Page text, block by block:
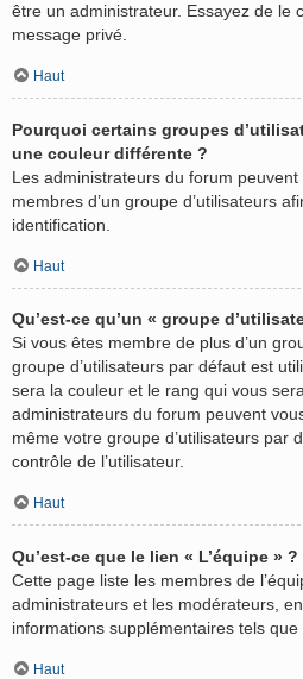
être un administrateur. Essayez de le
message privé.
Haut
Pourquoi certains groupes
une couleur différente ?
Les administrateurs du forum
membres d’un groupe d’utilisateurs
identification.
Haut
Qu’est-ce qu’un « groupe
Si vous êtes membre de plus d’un
groupe d’utilisateurs par défaut est
sera la couleur et le rang qui vous
administrateurs du forum peuvent
même votre groupe d’utilisateurs par
contrôle de l’utilisateur.
Haut
Qu’est-ce que le lien « L’équipe » ?
Cette page liste les membres de
administrateurs et les modérateurs,
informations supplémentaires tels que
Haut